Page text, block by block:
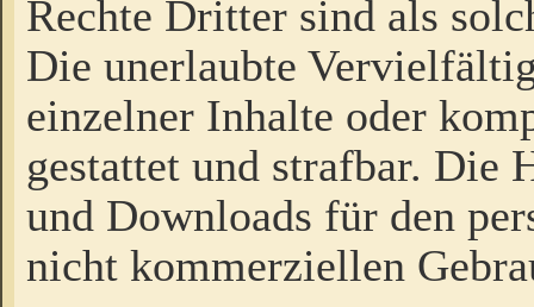
Rechte Dritter sind als
Die unerlaubte
einzelner Inhalte oder
gestattet und strafbar. Die
und Downloads für den
nicht kommerziellen